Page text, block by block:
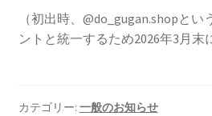
（初出時、@do_gugan.shopと
ントと統一するため2026年3月末
カテゴリー: 一般のお知らせ